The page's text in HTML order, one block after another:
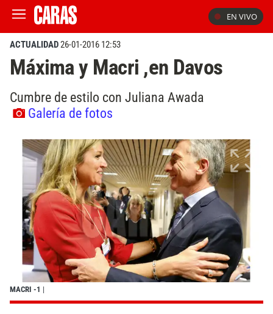
EN VIVO
ACTUALIDAD26-01-2016 12:53
Máxima y Macri ,en Davos
Cumbre de estilo con Juliana Awada
Galería de fotos
MACRI -1 |